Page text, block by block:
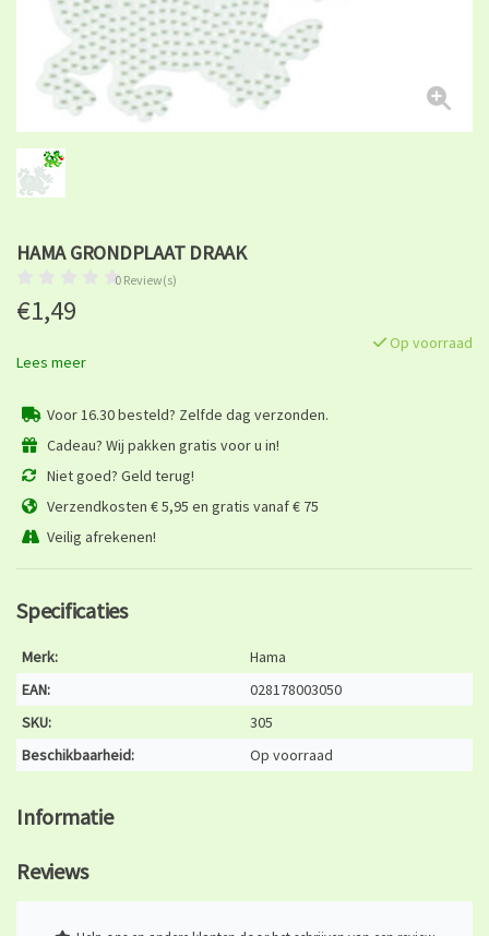
HAMA GRONDPLAAT DRAAK
0 Review(s)
€1,49
Op voorraad
Lees meer
Voor 16.30 besteld? Zelfde dag verzonden.
Cadeau? Wij pakken gratis voor u in!
Niet goed? Geld terug!
Verzendkosten € 5,95 en gratis vanaf € 75
Veilig afrekenen!
Specificaties
Merk:
Hama
EAN:
028178003050
SKU:
305
Beschikbaarheid:
Op voorraad
Informatie
Reviews